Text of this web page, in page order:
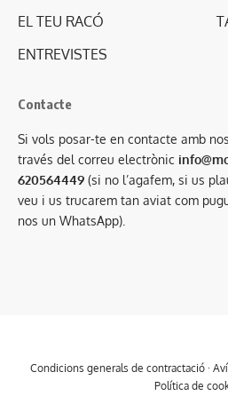
EL TEU RACÓ
ENTREVISTES
Contacte
Si vols posar-te en contacte amb
través del correu electrònic
620564449 (si no l’agafem, si us
veu i us trucarem tan aviat com
nos un WhatsApp).
Condicions generals de contractació·
Política de